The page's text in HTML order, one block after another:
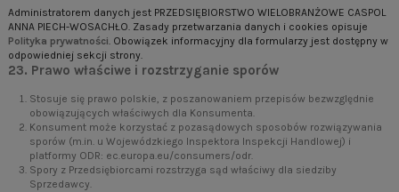
Administratorem danych jest PRZEDSIĘBIORSTWO WIELOBRANŻOWE CASPOL
ANNA PIECH-WOSACHŁO. Zasady przetwarzania danych i cookies opisuje
Polityka prywatności. Obowiązek informacyjny dla formularzy jest dostępny w
odpowiedniej sekcji strony.
23. Prawo właściwe i rozstrzyganie sporów
Stosuje się prawo polskie, z poszanowaniem przepisów bezwzględnie
obowiązujących właściwych dla Konsumenta.
Konsument może korzystać z pozasądowych sposobów rozwiązywania
sporów (m.in. u Wojewódzkiego Inspektora Inspekcji Handlowej) i
platformy ODR: ec.europa.eu/consumers/odr.
Spory z Przedsiębiorcami rozstrzyga sąd właściwy dla siedziby
Sprzedawcy.